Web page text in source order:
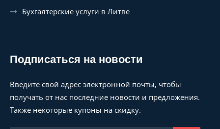
Бухгалтерские услуги в Литве
Подписаться на новости
Введите свой адрес электронной почты, чтобы
получать от нас последние новости и предложения.
Также некоторые купоны на скидку.